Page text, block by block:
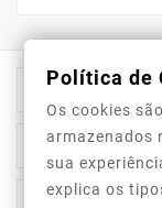
Informação
Top Categorias
A Nossa
Política de
Os cookies
armazenados
sua
explica os